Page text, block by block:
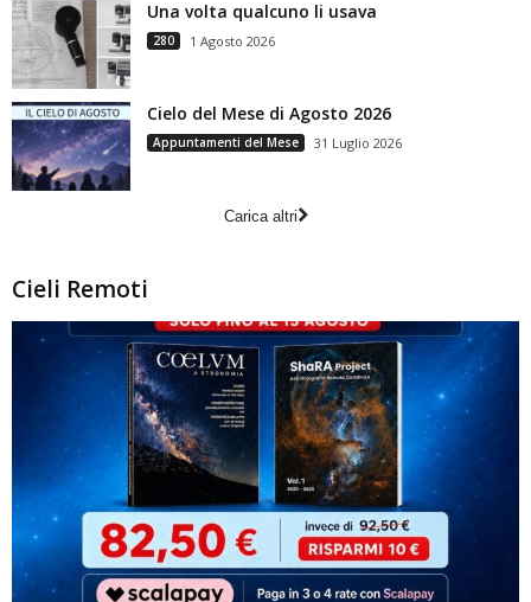
Una volta qualcuno li usava
280 1 Agosto 2026
Cielo del Mese di Agosto 2026
Appuntamenti del Mese 31 Luglio 2026
Carica altri
Cieli Remoti